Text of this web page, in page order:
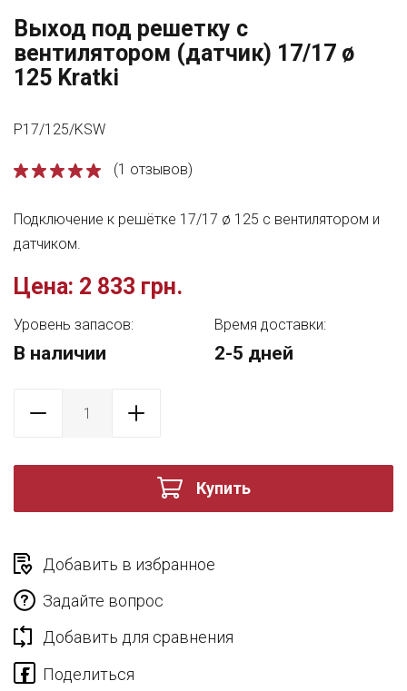
Выход под решетку с
вентилятором (датчик) 17/17 ø
125 Kratki
P17/125/KSW
(1 отзывов)
Подключение к решётке 17/17 ø 125 с вентилятором и
датчиком.
Цена: 2 833 грн.
Уровень запасов:
В наличии
Время доставки:
2-5 дней
Купить
Добавить в избранное
Задайте вопрос
Добавить для сравнения